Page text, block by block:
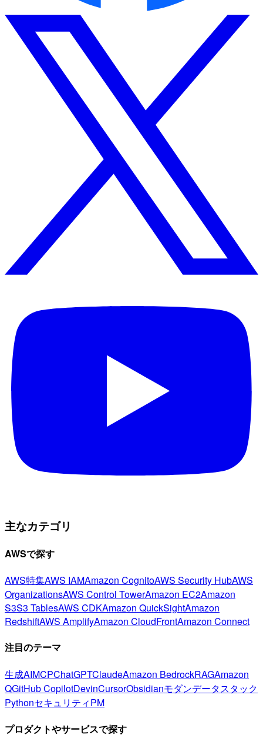
主なカテゴリ
AWSで探す
AWS特集AWS IAMAmazon CognitoAWS Security HubAWS
OrganizationsAWS Control TowerAmazon EC2Amazon
S3S3 TablesAWS CDKAmazon QuickSightAmazon
RedshiftAWS AmplifyAmazon CloudFrontAmazon Connect
注目のテーマ
生成AIMCPChatGPTClaudeAmazon BedrockRAGAmazon
QGitHub CopilotDevinCursorObsidianモダンデータスタック
PythonセキュリティPM
プロダクトやサービスで探す